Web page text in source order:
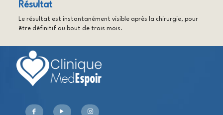
Résultat
Le résultat est instantanément visible après la chirurgie, pour
être définitif au bout de trois mois.